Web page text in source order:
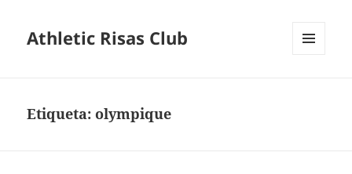
Athletic Risas Club
Etiqueta:olympique